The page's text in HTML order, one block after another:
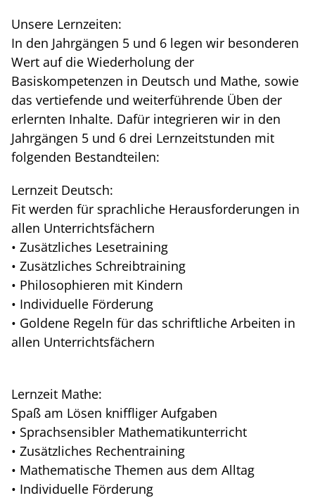
Unsere Lernzeiten:
In den Jahrgängen 5 und 6 legen wir besonderen
Wert auf die Wiederholung der
Basiskompetenzen in Deutsch und Mathe, sowie
das vertiefende und weiterführende Üben der
erlernten Inhalte. Dafür integrieren wir in den
Jahrgängen 5 und 6 drei Lernzeitstunden mit
folgenden Bestandteilen:
Lernzeit Deutsch:
Fit werden für sprachliche Herausforderungen in
allen Unterrichtsfächern
• Zusätzliches Lesetraining
• Zusätzliches Schreibtraining
• Philosophieren mit Kindern
• Individuelle Förderung
• Goldene Regeln für das schriftliche Arbeiten in
allen Unterrichtsfächern
Lernzeit Mathe:
Spaß am Lösen kniffliger Aufgaben
• Sprachsensibler Mathematikunterricht
• Zusätzliches Rechentraining
• Mathematische Themen aus dem Alltag
• Individuelle Förderung